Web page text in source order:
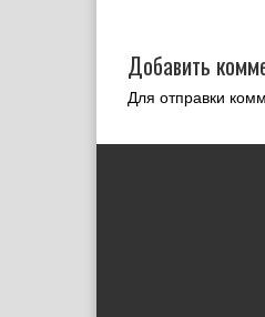
Добавить
Для отправки